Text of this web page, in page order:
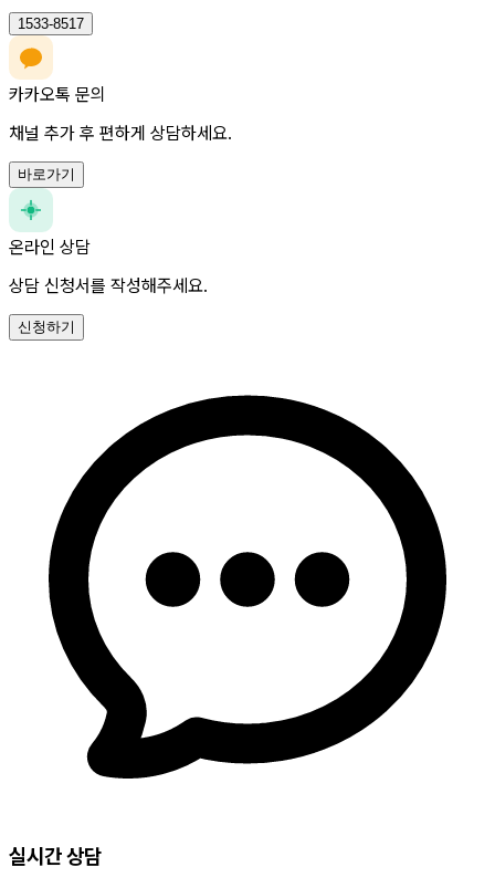
1533-8517
카카오톡 문의
채널 추가 후 편하게 상담하세요.
바로가기
온라인 상담
상담 신청서를 작성해주세요.
신청하기
실시간 상담